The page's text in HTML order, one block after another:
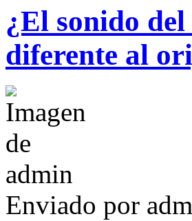
¿El sonido
diferente al
Enviado por